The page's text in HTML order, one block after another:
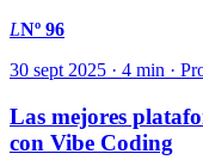
LNº 96
30 sept 2025 · 4 min ·
Las mejores
con Vibe Coding